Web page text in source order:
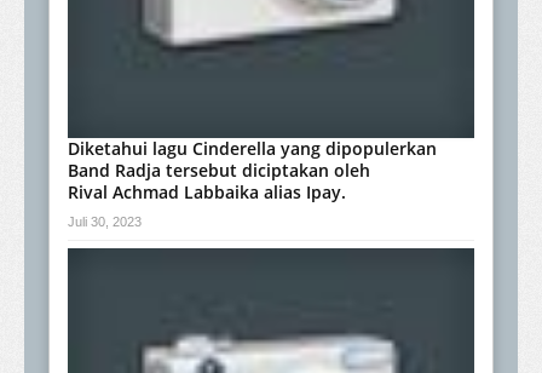
Diketahui lagu Cinderella yang dipopulerkan
Band Radja tersebut diciptakan oleh
Rival Achmad Labbaika alias Ipay.
Juli 30, 2023